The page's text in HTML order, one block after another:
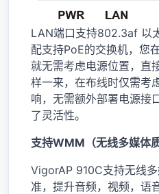
LAN端口支持802.3af 以
配支持PoE的交换机，您
就无需考虑电源位置，直
样一来，在布线时仅需考
响，无需额外部署电源接
了灵活性。
支持WMM（无线多媒体
VigorAP 910C支持无线
准，提升音频，视频，语